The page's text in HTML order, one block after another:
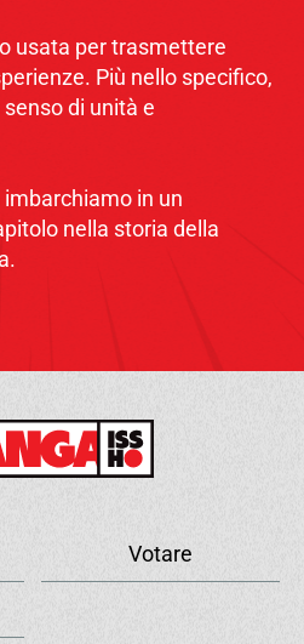
usata per trasmettere
Più nello specifico,
di unità e
imbarchiamo in un
nella storia della
Votare